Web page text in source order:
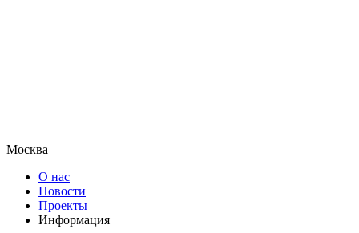
Москва
О нас
Новости
Проекты
Информация